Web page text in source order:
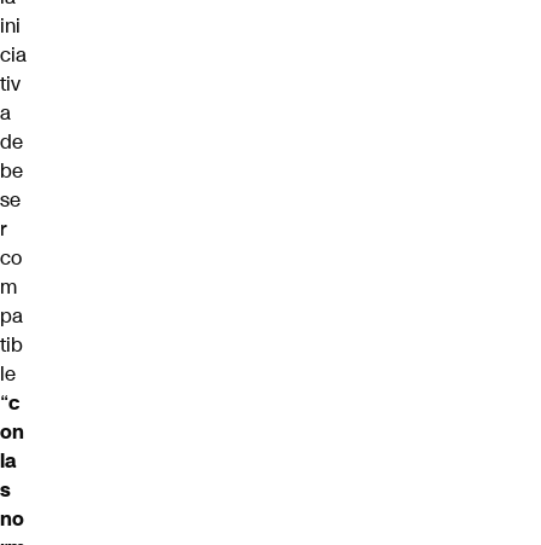
ini
cia
tiv
a
de
be
se
r
co
m
pa
tib
le
“c
on
la
s
no